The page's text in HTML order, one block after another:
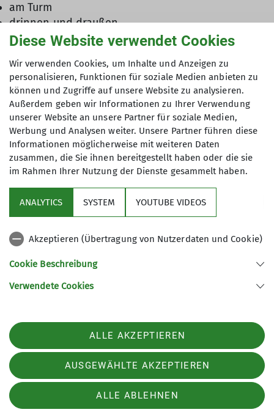
am Turm
drinnen und draußen
vor und hinter den Kulissen
und das an 365 Tagen im Jahr
Das Leitbild des Deutschen Alpenvereins
Sektion
Archiv
Sektion Kaufbeuren-Gablonz des Deutschen Alpenvereins e.V.
Telefon +49834173016
Datenschutz-Einstellungen
Datenschutz
Impressum
AGB
Diese Website verwendet Cookies
Wir verwenden Cookies, um Inhalte und Anzeigen zu
personalisieren, Funktionen für soziale Medien anbieten zu
können und Zugriffe auf unsere Website zu analysieren.
Außerdem geben wir Informationen zu Ihrer Verwendung
unserer Website an unsere Partner für soziale Medien,
Werbung und Analysen weiter. Unsere Partner führen diese
Informationen möglicherweise mit weiteren Daten
zusammen, die Sie ihnen bereitgestellt haben oder die sie
im Rahmen Ihrer Nutzung der Dienste gesammelt haben.
ANALYTICS SYSTEM YOUTUBE VIDEOS
Akzeptieren (Übertragung von Nutzerdaten und Cookie)
Cookie Beschreibung
Verwendete Cookies
ALLE AKZEPTIEREN
AUSGEWÄHLTE AKZEPTIEREN
ALLE ABLEHNEN